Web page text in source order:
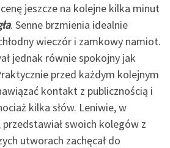
jeszcze na kolejne kilka minut
. Senne brzmienia idealnie
wieczór i zamkowy namiot.
jednak równie spokojny jak
przed każdym kolejnym
kontakt z publicznością i
kilka słów. Leniwie, w
swoich kolegów z
utworach zachęcał do